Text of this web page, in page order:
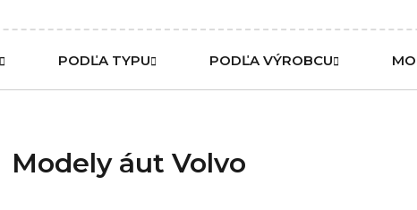
PODĽA TYPU PODĽA VÝROBCU
Modely áut Volvo